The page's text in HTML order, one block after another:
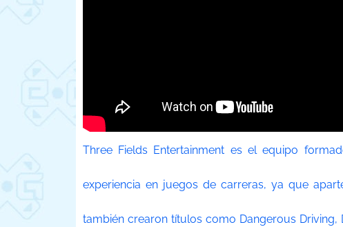
Three Fields Entertainment es el equipo
experiencia en juegos de carreras, ya que
también crearon títulos como Dangerous